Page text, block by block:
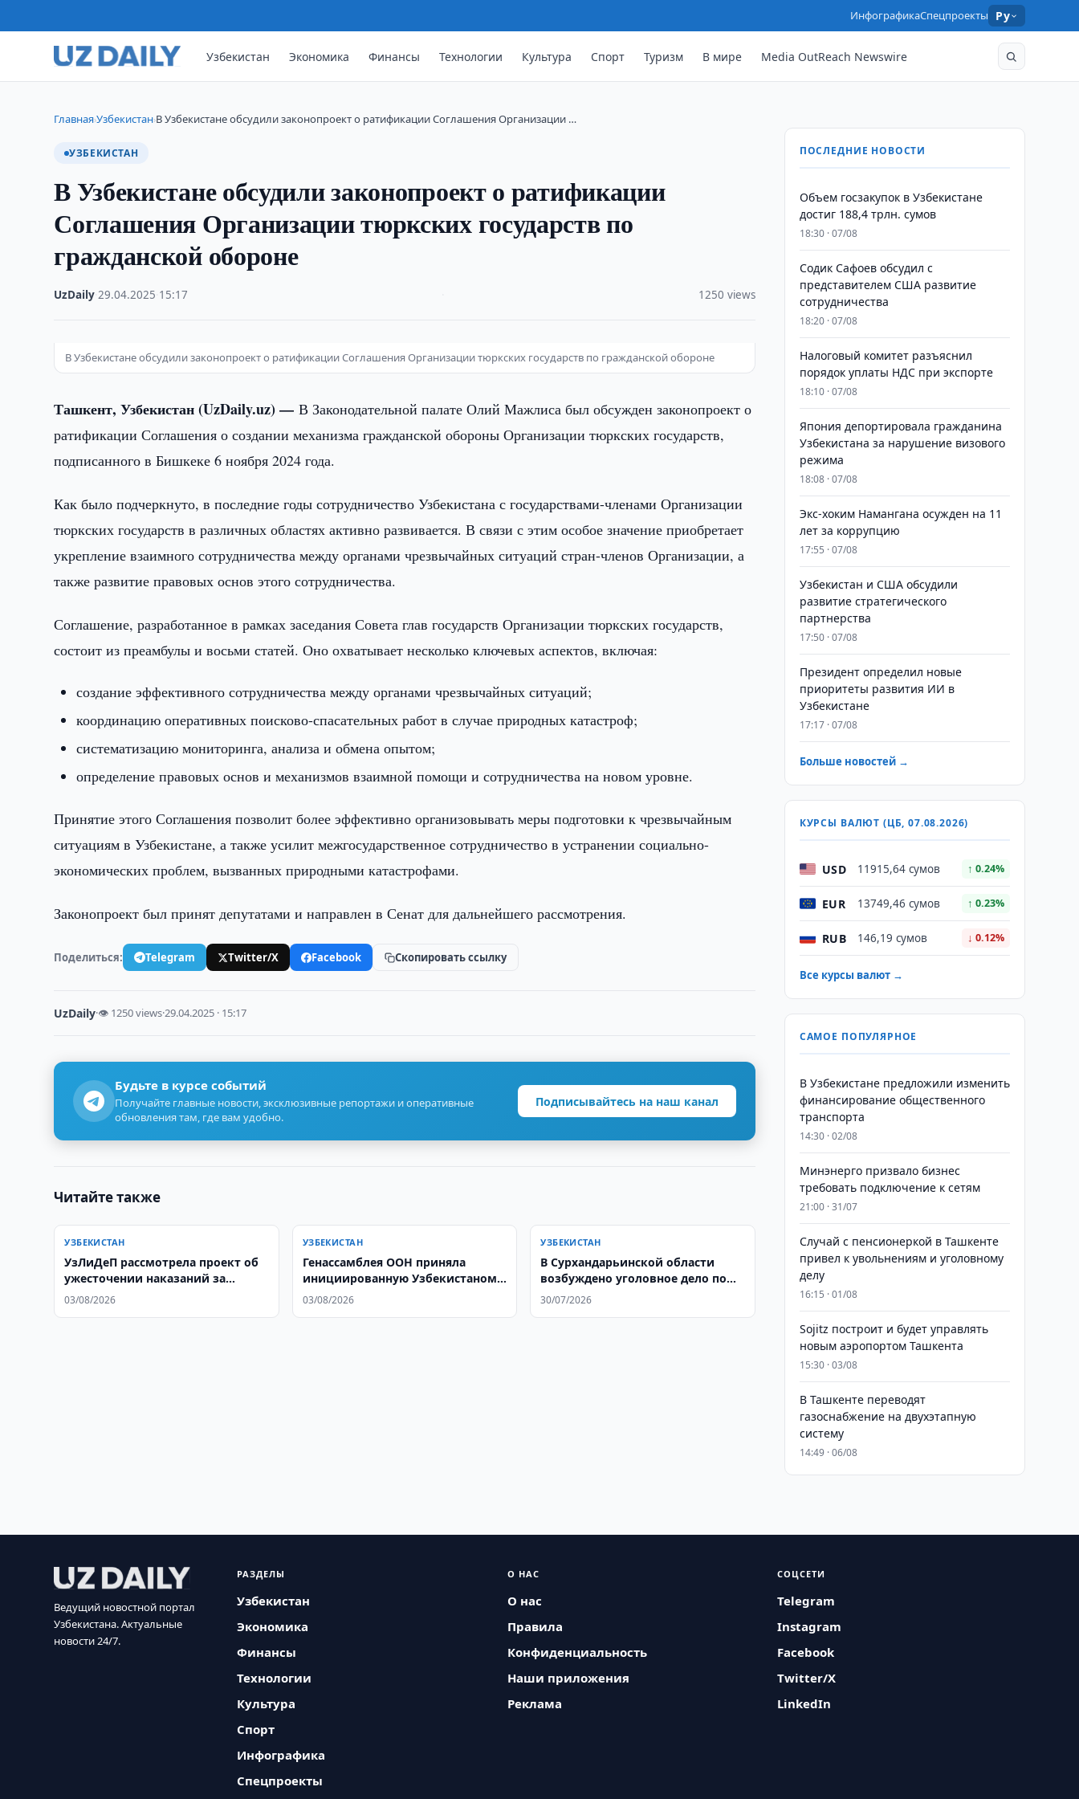
ИнфографикаСпецпроекты Ру
Узбекистан Экономика Финансы Технологии Культура Спорт Туризм В мире Media OutReach Newswire
Главная›Узбекистан›В Узбекистане обсудили законопроект о ратификации Соглашения Организации …
УЗБЕКИСТАН
В Узбекистане обсудили законопроект о ратификации
Соглашения Организации тюркских государств по
гражданской обороне
UzDaily ·29.04.2025 15:17 1250 views
В Узбекистане обсудили законопроект о ратификации Соглашения Организации тюркских государств по гражданской обороне
Ташкент, Узбекистан (UzDaily.uz) —В Законодательной палате Олий Мажлиса был обсужден законопроект о
ратификации Соглашения о создании механизма гражданской обороны Организации тюркских государств,
подписанного в Бишкеке 6 ноября 2024 года.
Как было подчеркнуто, в последние годы сотрудничество Узбекистана с государствами-членами Организации
тюркских государств в различных областях активно развивается. В связи с этим особое значение приобретает
укрепление взаимного сотрудничества между органами чрезвычайных ситуаций стран-членов Организации, а
также развитие правовых основ этого сотрудничества.
Соглашение, разработанное в рамках заседания Совета глав государств Организации тюркских государств,
состоит из преамбулы и восьми статей. Оно охватывает несколько ключевых аспектов, включая:
создание эффективного сотрудничества между органами чрезвычайных ситуаций;
координацию оперативных поисково-спасательных работ в случае природных катастроф;
систематизацию мониторинга, анализа и обмена опытом;
определение правовых основ и механизмов взаимной помощи и сотрудничества на новом уровне.
Принятие этого Соглашения позволит более эффективно организовывать меры подготовки к чрезвычайным
ситуациям в Узбекистане, а также усилит межгосударственное сотрудничество в устранении социально-
экономических проблем, вызванных природными катастрофами.
Законопроект был принят депутатами и направлен в Сенат для дальнейшего рассмотрения.
Поделиться: Telegram Twitter/X Facebook Скопировать ссылку
UzDaily·👁 1250 views·29.04.2025 · 15:17
Будьте в курсе событий
Получайте главные новости, эксклюзивные репортажи и оперативные
обновления там, где вам удобно.
Подписывайтесь на наш канал
Читайте также
УЗБЕКИСТАН
УзЛиДеП рассмотрела проект об
ужесточении наказаний за
нарушения ПДД
03/08/2026
УЗБЕКИСТАН
Генассамблея ООН приняла
инициированную Узбекистаном
резолюцию о роли парламентов
03/08/2026
УЗБЕКИСТАН
​​​​​​​В Сурхандарьинской области
возбуждено уголовное дело по
факту браконьерства
30/07/2026
ПОСЛЕДНИЕ НОВОСТИ
​​​​​​​Объем госзакупок в Узбекистане
достиг 188,4 трлн. сумов
18:30 · 07/08
Содик Сафоев обсудил с
представителем США развитие
сотрудничества
18:20 · 07/08
Налоговый комитет разъяснил
порядок уплаты НДС при экспорте
18:10 · 07/08
Япония депортировала гражданина
Узбекистана за нарушение визового
режима
18:08 · 07/08
​​​​​​​Экс-хоким Намангана осужден на 11
лет за коррупцию
17:55 · 07/08
Узбекистан и США обсудили
развитие стратегического
партнерства
17:50 · 07/08
Президент определил новые
приоритеты развития ИИ в
Узбекистане
17:17 · 07/08
Больше новостей →
КУРСЫ ВАЛЮТ (ЦБ, 07.08.2026)
USD 11915,64 сумов ↑ 0.24%
EUR 13749,46 сумов ↑ 0.23%
RUB 146,19 сумов ↓ 0.12%
Все курсы валют →
САМОЕ ПОПУЛЯРНОЕ
В Узбекистане предложили изменить
финансирование общественного
транспорта
14:30 · 02/08
Минэнерго призвало бизнес
требовать подключение к сетям
21:00 · 31/07
Случай с пенсионеркой в Ташкенте
привел к увольнениям и уголовному
делу
16:15 · 01/08
Sojitz построит и будет управлять
новым аэропортом Ташкента
15:30 · 03/08
В Ташкенте переводят
газоснабжение на двухэтапную
систему
14:49 · 06/08
Ведущий новостной портал
Узбекистана. Актуальные
новости 24/7.
РАЗДЕЛЫ
Узбекистан
Экономика
Финансы
Технологии
Культура
Спорт
Инфографика
Спецпроекты
О НАС
О нас
Правила
Конфиденциальность
Наши приложения
Реклама
СОЦСЕТИ
Telegram
Instagram
Facebook
Twitter/X
LinkedIn